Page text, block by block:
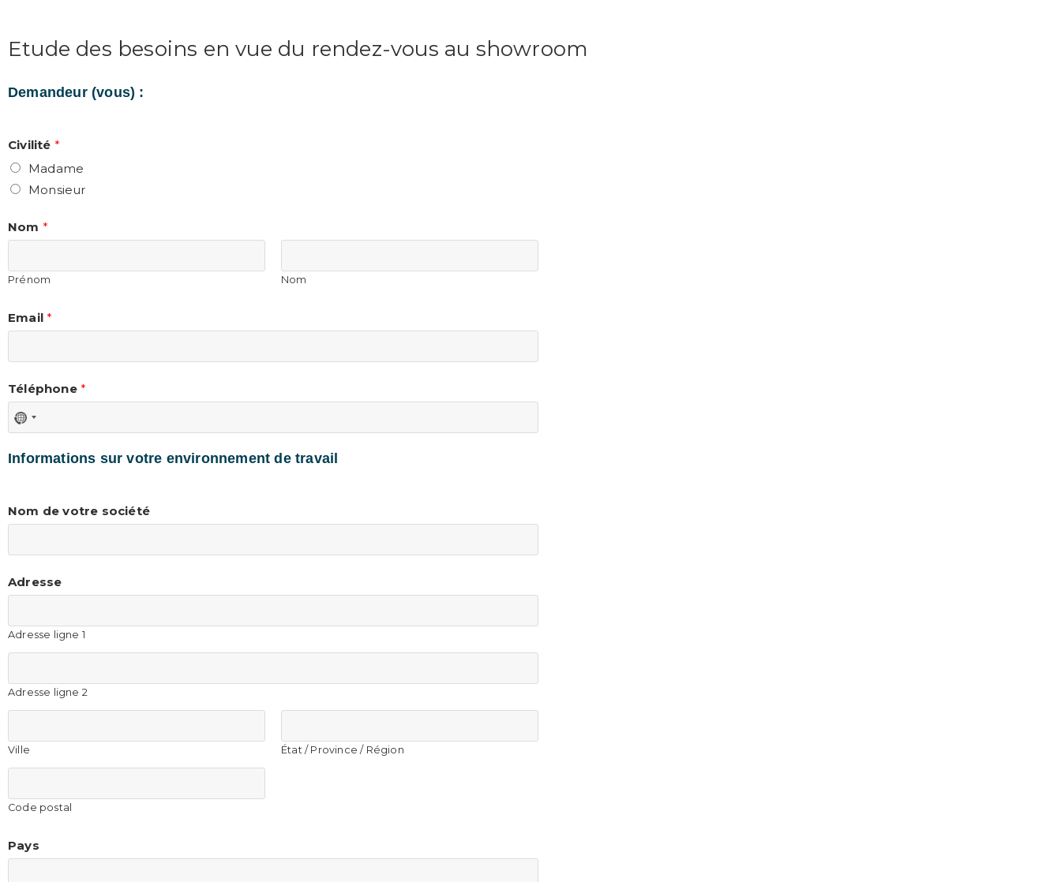
Etude des besoins en vue du rendez-vous au showroom
Demandeur (vous) :
Civilité *
Madame
Monsieur
Nom *
Prénom Nom
Email*
Téléphone *
Informations sur votre environnement de travail
Nom de votre société
Adresse
Adresse ligne 1
Adresse ligne 2
Ville État / Province / Région
Code postal
Pays